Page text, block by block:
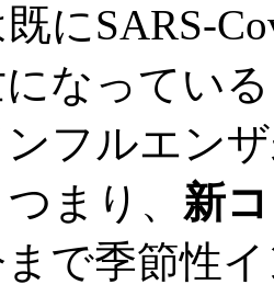
にSARS-
なってい
フルエン
まり、 新
で季節性